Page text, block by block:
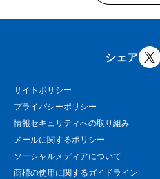
シェア
サイトポリシー
プライバシーポリシー
情報セキュリティへの取り組み
メールに関するポリシー
ソーシャルメディアについて
商標の使用に関するガイドライン